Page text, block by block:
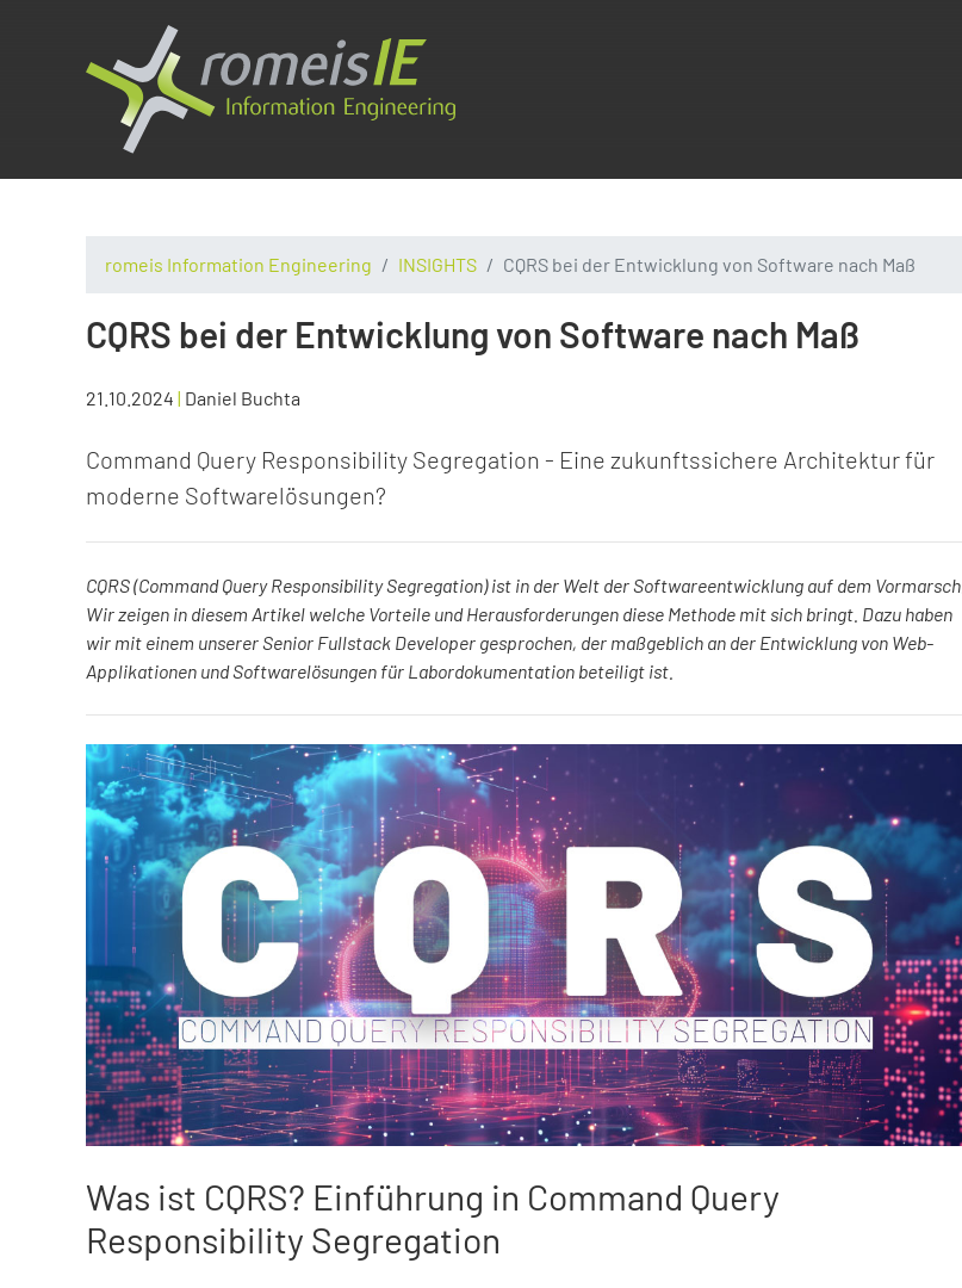
romeis Information Engineering INSIGHTS CQRS bei der Entwicklung von Software nach Maß
CQRS bei der Entwicklung von Software nach Maß
21.10.2024 | Daniel Buchta
Command Query Responsibility Segregation - Eine zukunftssichere Architektur für
moderne Softwarelösungen?
CQRS (Command Query Responsibility Segregation) ist in der Welt der Softwareentwicklung auf dem Vormarsch.
Wir zeigen in diesem Artikel welche Vorteile und Herausforderungen diese Methode mit sich bringt. Dazu haben
wir mit einem unserer Senior Fullstack Developer gesprochen, der maßgeblich an der Entwicklung von Web-
Applikationen und Softwarelösungen für Labordokumentation beteiligt ist.
Was ist CQRS? Einführung in Command Query
Responsibility Segregation